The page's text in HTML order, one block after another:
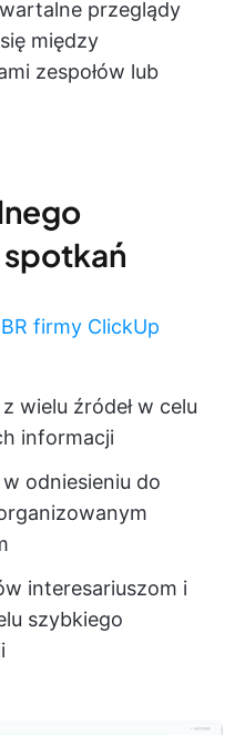
przeglądy
między
zespołów lub
firmy ClickUp
wielu źródeł w celu
informacji
odniesieniu do
interesariuszom i
szybkiego